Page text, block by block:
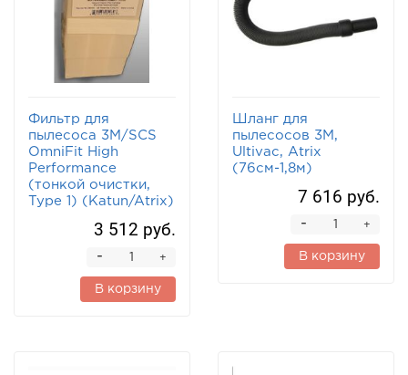
Фильтр для
пылесоса 3М/SCS
OmniFit High
Performance
(тонкой очистки,
Type 1) (Katun/Atrix)
3 512 руб.
+
-
В корзину
Шланг для
пылесосов 3М,
Ultivac, Atrix
(76см-1,8м)
7 616 руб.
+
-
В корзину